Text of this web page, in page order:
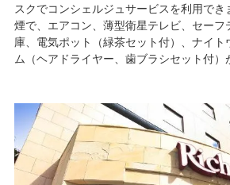
スクでコンシェルジュサービスを利用でき
煙で、エアコン、薄型衛星テレビ、セーフ
庫、電気ポット（緑茶セット付）、ナイト
ム（ヘアドライヤー、歯ブラシセット付）